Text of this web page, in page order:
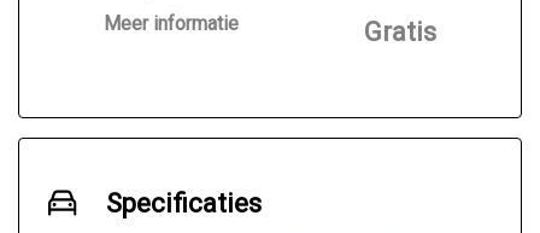
Vraag ons naar de mogelijkheden voor
Meer informatie Gratis
Specificaties